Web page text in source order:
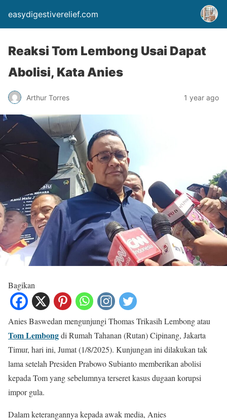
easydigestiverelief.com
Reaksi Tom Lembong Usai Dapat
Abolisi, Kata Anies
Arthur Torres 1 year ago
Bagikan
Anies Baswedan mengunjungi Thomas Trikasih Lembong atau
Tom Lembongdi Rumah Tahanan (Rutan) Cipinang, Jakarta
Timur, hari ini, Jumat (1/8/2025). Kunjungan ini dilakukan tak
lama setelah Presiden Prabowo Subianto memberikan abolisi
kepada Tom yang sebelumnya terseret kasus dugaan korupsi
impor gula.
Dalam keterangannya kepada awak media, Anies